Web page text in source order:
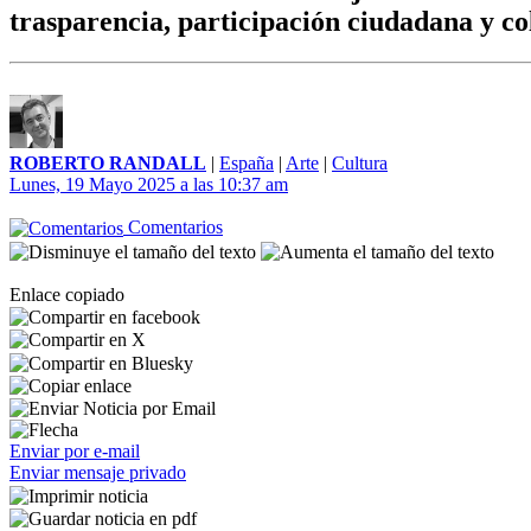
trasparencia, participación ciudadana y
ROBERTO RANDALL | España | Arte | Cultura
Lunes, 19 Mayo 2025 a las 10:37 am
Comentarios
Enlace copiado
Enviar por e-mail
Enviar mensaje privado